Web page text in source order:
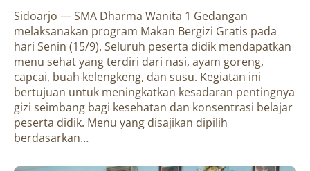
Sidoarjo — SMA Dharma Wanita 1 Gedangan
melaksanakan program Makan Bergizi Gratis pada
hari Senin (15/9). Seluruh peserta didik mendapatkan
menu sehat yang terdiri dari nasi, ayam goreng,
capcai, buah kelengkeng, dan susu. Kegiatan ini
bertujuan untuk meningkatkan kesadaran pentingnya
gizi seimbang bagi kesehatan dan konsentrasi belajar
peserta didik. Menu yang disajikan dipilih
berdasarkan…